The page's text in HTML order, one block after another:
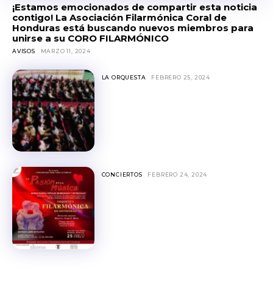
¡Estamos emocionados de compartir esta noticia
contigo! La Asociación Filarmónica Coral de
Honduras está buscando nuevos miembros para
unirse a su CORO FILARMÓNICO
AVISOS MARZO 11, 2024
LA ORQUESTA FEBRERO 25, 2024
CONCIERTOS FEBRERO 24, 2024